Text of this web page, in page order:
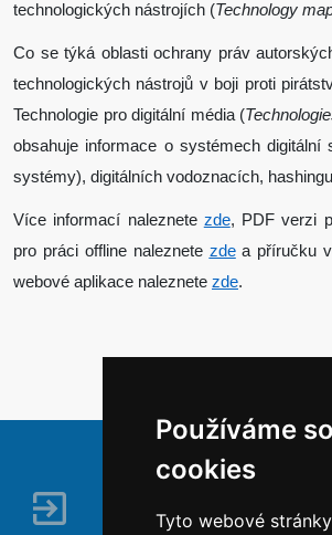
Používáme
cookies
Tyto webové
technologických nástrojích (Technology
Co se týká oblasti ochrany práv
technologických nástrojů v boji proti
Technologie pro digitální média (
obsahuje informace o systémech digitální
systémy), digitálních vodoznacích,
Více informací naleznete zde, PDF verzi
pro práci offline naleznete zdea příručku
webové aplikace naleznete zde.